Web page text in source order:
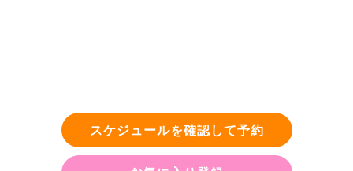
スケジュールを確認して予約